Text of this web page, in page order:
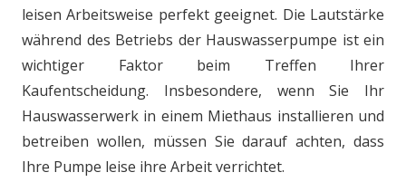
leisen Arbeitsweise perfekt geeignet. Die Lautstärke
während des Betriebs der Hauswasserpumpe ist ein
wichtiger Faktor beim Treffen Ihrer
Kaufentscheidung. Insbesondere, wenn Sie Ihr
Hauswasserwerk in einem Miethaus installieren und
betreiben wollen, müssen Sie darauf achten, dass
Ihre Pumpe leise ihre Arbeit verrichtet.